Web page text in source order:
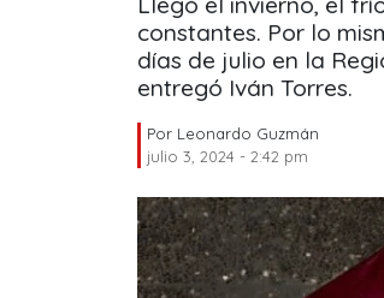
constantes. Por lo
días de julio en la
entregó Iván Torres.
Por Leonardo Guzmán
julio 3, 2024 - 2:42 pm